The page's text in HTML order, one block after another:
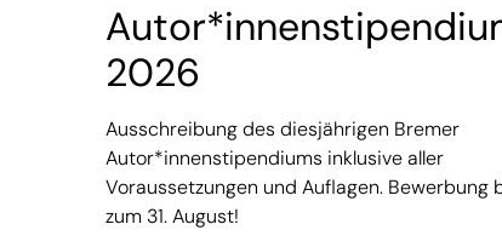
2026
Ausschreibung des diesjährigen Bremer
Autor*innenstipendiums inklusive aller
Voraussetzungen und Auflagen. Bewerbung
zum 31. August!